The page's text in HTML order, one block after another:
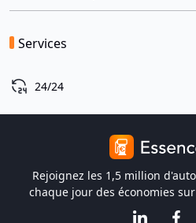
Services
24/24
Rejoignez les 1,5 million
chaque jour des économies